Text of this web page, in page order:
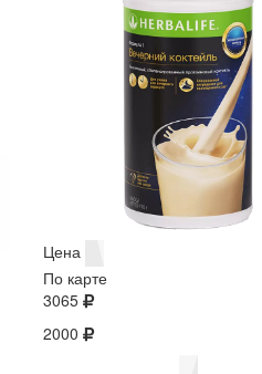
Цена
По карте
3065
2000